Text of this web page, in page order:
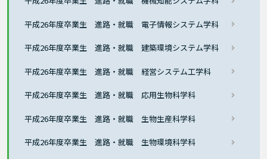
平成26年度卒業生 進路・就職 電子情報システム学科
平成26年度卒業生 進路・就職 建築環境システム学科
平成26年度卒業生 進路・就職 経営システム工学科
平成26年度卒業生 進路・就職 応用生物科学科
平成26年度卒業生 進路・就職 生物生産科学科
平成26年度卒業生 進路・就職 生物環境科学科